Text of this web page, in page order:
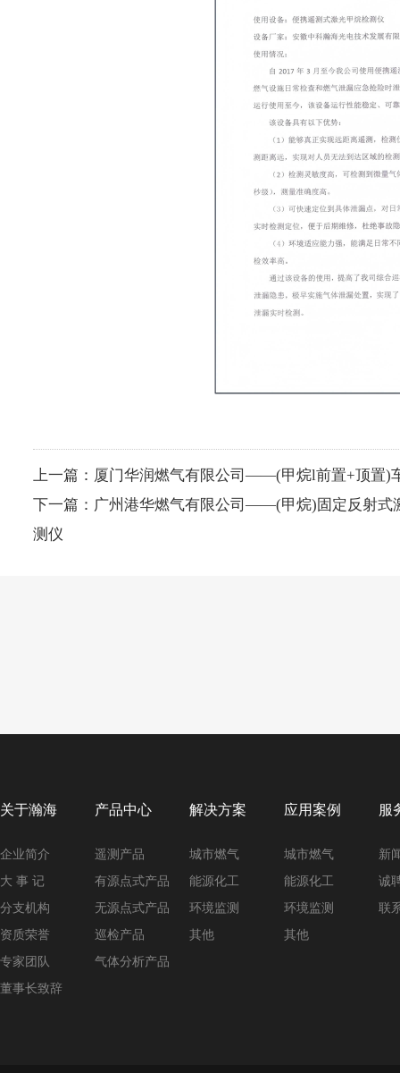
上一篇： 厦门华润燃气有限公司——(甲烷l前置+顶置)
下一篇： 广州港华燃气有限公司——(甲烷)固定反射式
测仪
关于瀚海
企业简介
大 事 记
分支机构
资质荣誉
专家团队
董事长致辞
产品中心
遥测产品
有源点式产品
无源点式产品
巡检产品
气体分析产品
解决方案
城市燃气
能源化工
环境监测
其他
应用案例
城市燃气
能源化工
环境监测
其他
服
新
诚
联